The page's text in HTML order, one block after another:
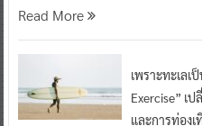
Read More
เพราะทะเล
Exercise” เ
และการท่อง